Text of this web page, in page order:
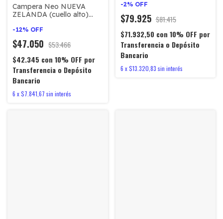
Campera Neo NUEVA
ZELANDA (cuello alto)
-12% OFF
$47.050 $53.466
$42.345 con 10% OFF por
Transferencia o Depósito
Bancario
6 x$7.841,67 sin interés
-2% OFF
$79.925 $81.415
$71.932,50 con 10% OFF por
Transferencia o Depósito
Bancario
6 x$13.320,83 sin interés